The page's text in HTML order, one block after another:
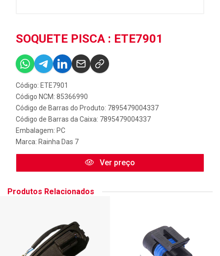
SOQUETE PISCA : ETE7901
Código: ETE7901
Código NCM: 85366990
Código de Barras do Produto: 7895479004337
Código de Barras da Caixa: 7895479004337
Embalagem: PC
Marca: Rainha Das 7
Ver preço
Produtos Relacionados